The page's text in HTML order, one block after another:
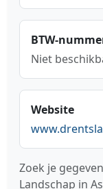
BTW-
Niet
Website
Zoek je
Landschap in